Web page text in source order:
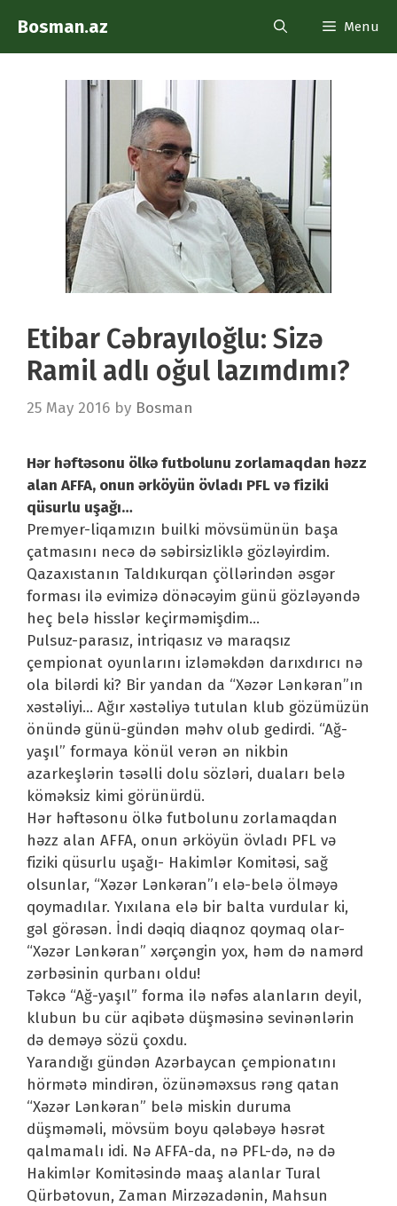
content
Bosman.az Menu
Etibar Cəbrayıloğlu: Sizə
Ramil adlı oğul lazımdımı?
25 May 2016 by Bosman
Hər həftəsonu ölkə futbolunu zorlamaqdan həzz
alan AFFA, onun ərköyün övladı PFL və fiziki
qüsurlu uşağı…
Premyer-liqamızın builki mövsümünün başa
çatmasını necə də səbirsizliklə gözləyirdim.
Qazaxıstanın Taldıkurqan çöllərindən əsgər
forması ilə evimizə dönəcəyim günü gözləyəndə
heç belə hisslər keçirməmişdim…
Pulsuz-parasız, intriqasız və maraqsız
çempionat oyunlarını izləməkdən darıxdırıcı nə
ola bilərdi ki? Bir yandan da “Xəzər Lənkəran”ın
xəstəliyi… Ağır xəstəliyə tutulan klub gözümüzün
önündə günü-gündən məhv olub gedirdi. “Ağ-
yaşıl” formaya könül verən ən nikbin
azarkeşlərin təsəlli dolu sözləri, duaları belə
köməksiz kimi görünürdü.
Hər həftəsonu ölkə futbolunu zorlamaqdan
həzz alan AFFA, onun ərköyün övladı PFL və
fiziki qüsurlu uşağı- Hakimlər Komitəsi, sağ
olsunlar, “Xəzər Lənkəran”ı elə-belə ölməyə
qoymadılar. Yıxılana elə bir balta vurdular ki,
gəl görəsən. İndi dəqiq diaqnoz qoymaq olar-
“Xəzər Lənkəran” xərçəngin yox, həm də namərd
zərbəsinin qurbanı oldu!
Təkcə “Ağ-yaşıl” forma ilə nəfəs alanların deyil,
klubun bu cür aqibətə düşməsinə sevinənlərin
də deməyə sözü çoxdu.
Yarandığı gündən Azərbaycan çempionatını
hörmətə mindirən, özünəməxsus rəng qatan
“Xəzər Lənkəran” belə miskin duruma
düşməməli, mövsüm boyu qələbəyə həsrət
qalmamalı idi. Nə AFFA-da, nə PFL-də, nə də
Hakimlər Komitəsində maaş alanlar Tural
Qürbətovun, Zaman Mirzəzadənin, Mahsun